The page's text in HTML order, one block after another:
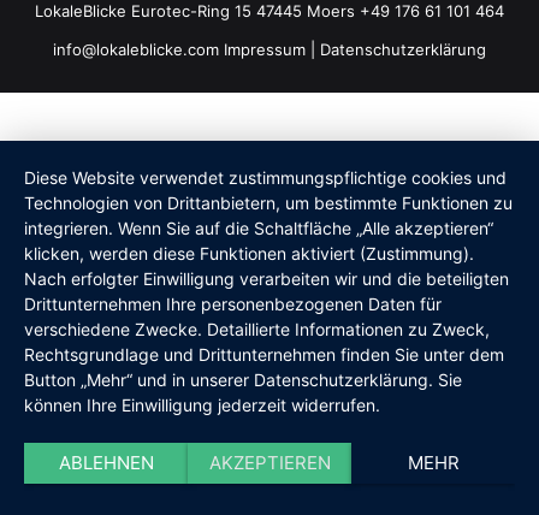
LokaleBlicke Eurotec-Ring 15 47445 Moers +49 176 61 101 464
info@lokaleblicke.com Impressum Datenschutzerklärung
Diese Website verwendet zustimmungspflichtige cookies und
Technologien von Drittanbietern, um bestimmte Funktionen zu
integrieren. Wenn Sie auf die Schaltfläche „Alle akzeptieren“
klicken, werden diese Funktionen aktiviert (Zustimmung).
Nach erfolgter Einwilligung verarbeiten wir und die beteiligten
Drittunternehmen Ihre personenbezogenen Daten für
verschiedene Zwecke. Detaillierte Informationen zu Zweck,
Rechtsgrundlage und Drittunternehmen finden Sie unter dem
Button „Mehr“ und in unserer Datenschutzerklärung. Sie
können Ihre Einwilligung jederzeit widerrufen.
ABLEHNEN AKZEPTIEREN MEHR